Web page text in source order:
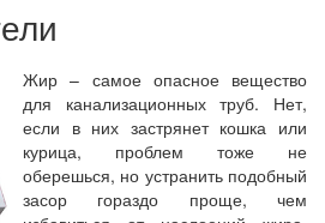
Жир – самое опасное вещество
для канализационных труб. Нет,
если в них застрянет кошка или
курица, проблем тоже не
оберешься, но устранить подобный
засор гораздо проще, чем